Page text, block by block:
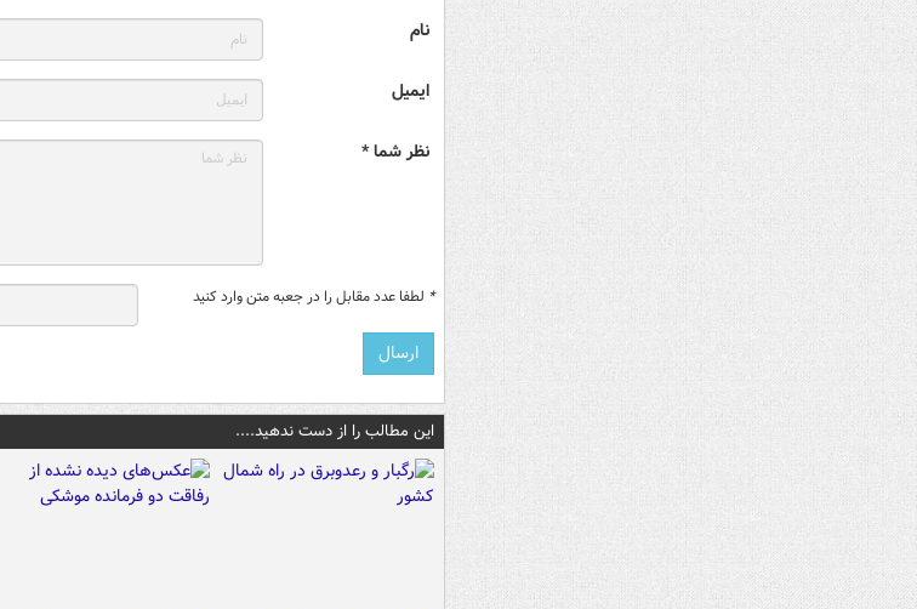
نام
ایمیل
نظر شما *
* لطفا عدد مقابل را در جعبه متن وارد کنید
این مطالب را از دست ندهید....